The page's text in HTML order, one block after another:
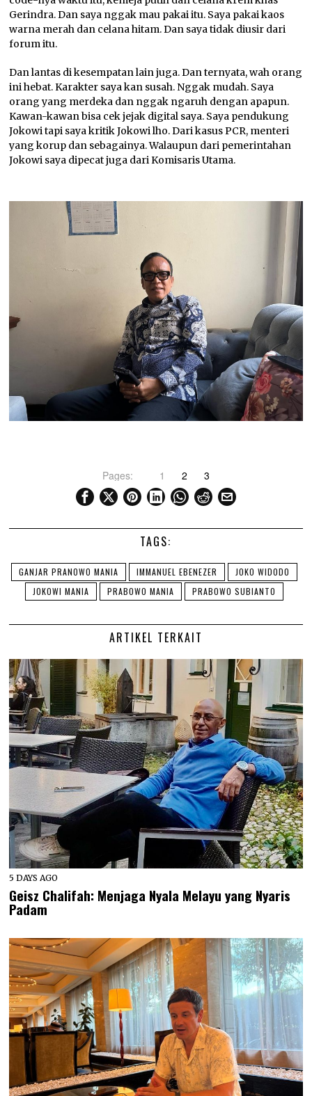
Gerindra. Dan saya nggak mau pakai itu. Saya pakai kaos
warna merah dan celana hitam. Dan saya tidak diusir dari
forum itu.
Dan lantas di kesempatan lain juga. Dan ternyata, wah orang
ini hebat. Karakter saya kan susah. Nggak mudah. Saya
orang yang merdeka dan nggak ngaruh dengan apapun.
Kawan-kawan bisa cek jejak digital saya. Saya pendukung
Jokowi tapi saya kritik Jokowi lho. Dari kasus PCR, menteri
yang korup dan sebagainya. Walaupun dari pemerintahan
Jokowi saya dipecat juga dari Komisaris Utama.
Pages: 1 2 3
TAGS:
GANJAR PRANOWO MANIA IMMANUEL EBENEZER
JOKO WIDODO
JOKOWI MANIA
PRABOWO MANIA PRABOWO SUBIANTO
ARTIKEL TERKAIT
5 DAYS AGO
Geisz Chalifah: Menjaga Nyala Melayu yang Nyaris
Padam